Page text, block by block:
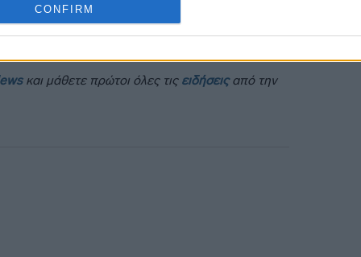
CONFIRMνα τροφοδοτήσουν
και μάθετε πρώτοι όλες τις ειδήσειςαπό την